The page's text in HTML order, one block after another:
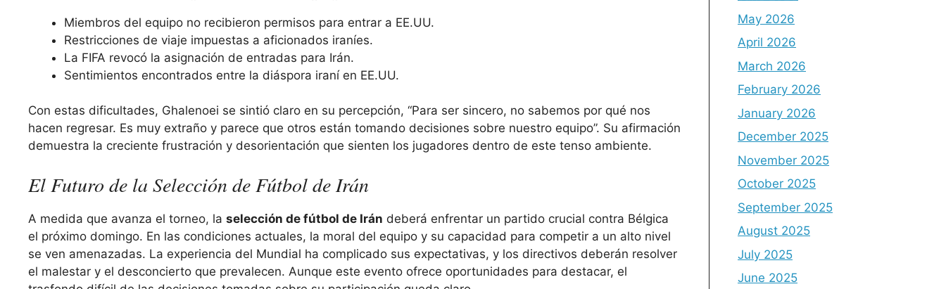
Miembros del equipo no recibieron permisos para entrar a EE.UU.
Restricciones de viaje impuestas a aficionados iraníes.
La FIFA revocó la asignación de entradas para Irán.
Sentimientos encontrados entre la diáspora iraní en EE.UU.
Con estas dificultades, Ghalenoei se sintió claro en su percepción, “Para ser sincero, no sabemos por qué nos
hacen regresar. Es muy extraño y parece que otros están tomando decisiones sobre nuestro equipo”. Su afirmación
demuestra la creciente frustración y desorientación que sienten los jugadores dentro de este tenso ambiente.
El Futuro de la Selección de Fútbol de Irán
A medida que avanza el torneo, la selección de fútbol de Irán deberá enfrentar un partido crucial contra Bélgica
el próximo domingo. En las condiciones actuales, la moral del equipo y su capacidad para competir a un alto nivel
se ven amenazadas. La experiencia del Mundial ha complicado sus expectativas, y los directivos deberán resolver
el malestar y el desconcierto que prevalecen. Aunque este evento ofrece oportunidades para destacar, el
May 2026
April 2026
March 2026
February 2026
January 2026
December 2025
November 2025
October 2025
September 2025
August 2025
July 2025
June 2025